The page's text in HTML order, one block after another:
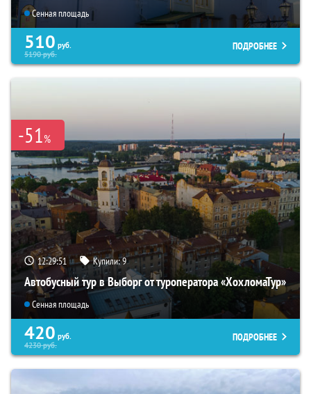
Сенная площадь
510 руб.
5190руб.
ПОДРОБНЕЕ
-51%
12:29:49 Купили:9
Автобусный тур в Выборг от туроператора «ХохломаТур»
Сенная площадь
420 руб.
4230руб.
ПОДРОБНЕЕ